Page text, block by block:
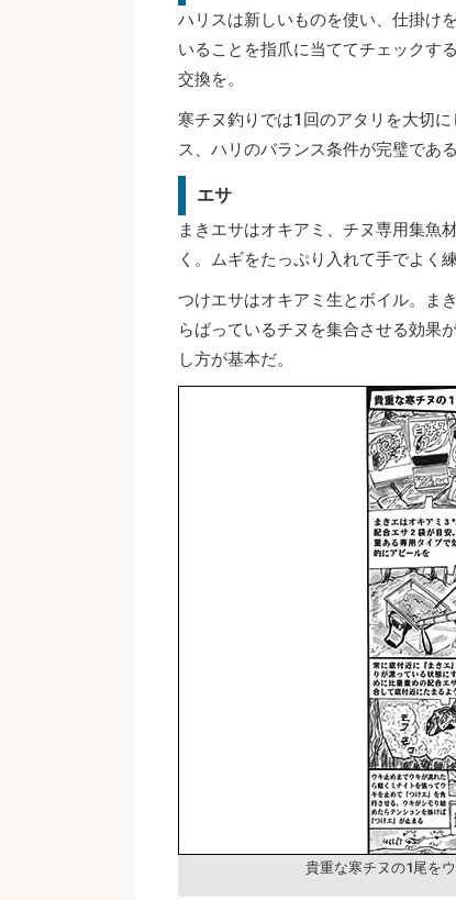
ハリスは新しいものを使い、仕掛け
いることを指爪に当ててチェックす
交換を。
寒チヌ釣りでは1回のアタリを大切
ス、ハリのバランス条件が完璧であ
エサ
まきエサはオキアミ、チヌ専用集魚
く。ムギをたっぷり入れて手でよく
つけエサはオキアミ生とボイル。ま
らばっているチヌを集合させる効果
し方が基本だ。
貴重な寒チヌの1尾を